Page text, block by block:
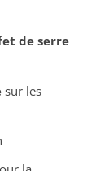
de serre
sur les